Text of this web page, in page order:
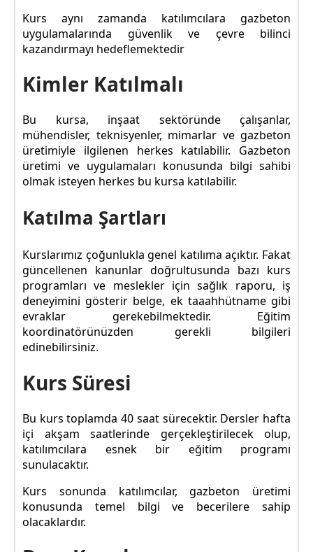
Kurs aynı zamanda katılımcılara gazbeton
uygulamalarında güvenlik ve çevre bilinci
kazandırmayı hedeflemektedir
Kimler Katılmalı
Bu kursa, inşaat sektöründe çalışanlar,
mühendisler, teknisyenler, mimarlar ve gazbeton
üretimiyle ilgilenen herkes katılabilir. Gazbeton
üretimi ve uygulamaları konusunda bilgi sahibi
olmak isteyen herkes bu kursa katılabilir.
Katılma Şartları
Kurslarımız çoğunlukla genel katılıma açıktır. Fakat
güncellenen kanunlar doğrultusunda bazı kurs
programları ve meslekler için sağlık raporu, iş
deneyimini gösterir belge, ek taaahhütname gibi
evraklar gerekebilmektedir. Eğitim
koordinatörünüzden gerekli bilgileri
edinebilirsiniz.
Kurs Süresi
Bu kurs toplamda 40 saat sürecektir. Dersler hafta
içi akşam saatlerinde gerçekleştirilecek olup,
katılımcılara esnek bir eğitim programı
sunulacaktır.
Kurs sonunda katılımcılar, gazbeton üretimi
konusunda temel bilgi ve becerilere sahip
olacaklardır.